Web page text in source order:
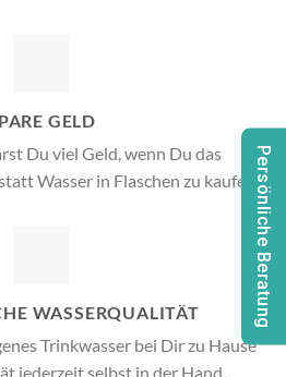
GELD
Du viel Geld, wenn Du das
Wasser in Flaschen zu kaufen.
WASSERQUALITÄT
Trinkwasser bei Dir zu Hause
jederzeit selbst in der Hand.
Persönliche Beratung